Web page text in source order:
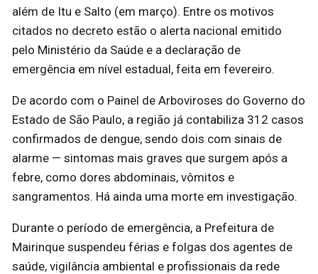
além de Itu e Salto (em março). Entre os motivos
citados no decreto estão o alerta nacional emitido
pelo Ministério da Saúde e a declaração de
emergência em nível estadual, feita em fevereiro.
De acordo com o Painel de Arboviroses do Governo do
Estado de São Paulo, a região já contabiliza 312 casos
confirmados de dengue, sendo dois com sinais de
alarme — sintomas mais graves que surgem após a
febre, como dores abdominais, vômitos e
sangramentos. Há ainda uma morte em investigação.
Durante o período de emergência, a Prefeitura de
Mairinque suspendeu férias e folgas dos agentes de
saúde, vigilância ambiental e profissionais da rede